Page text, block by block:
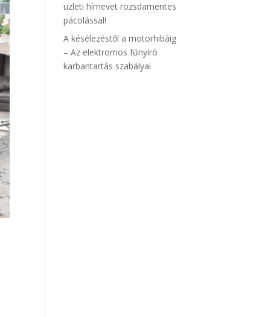
üzleti hírnevet rozsdamentes
pácolással!
A késélezéstől a motorhibáig
– Az elektromos fűnyíró
karbantartás szabályai